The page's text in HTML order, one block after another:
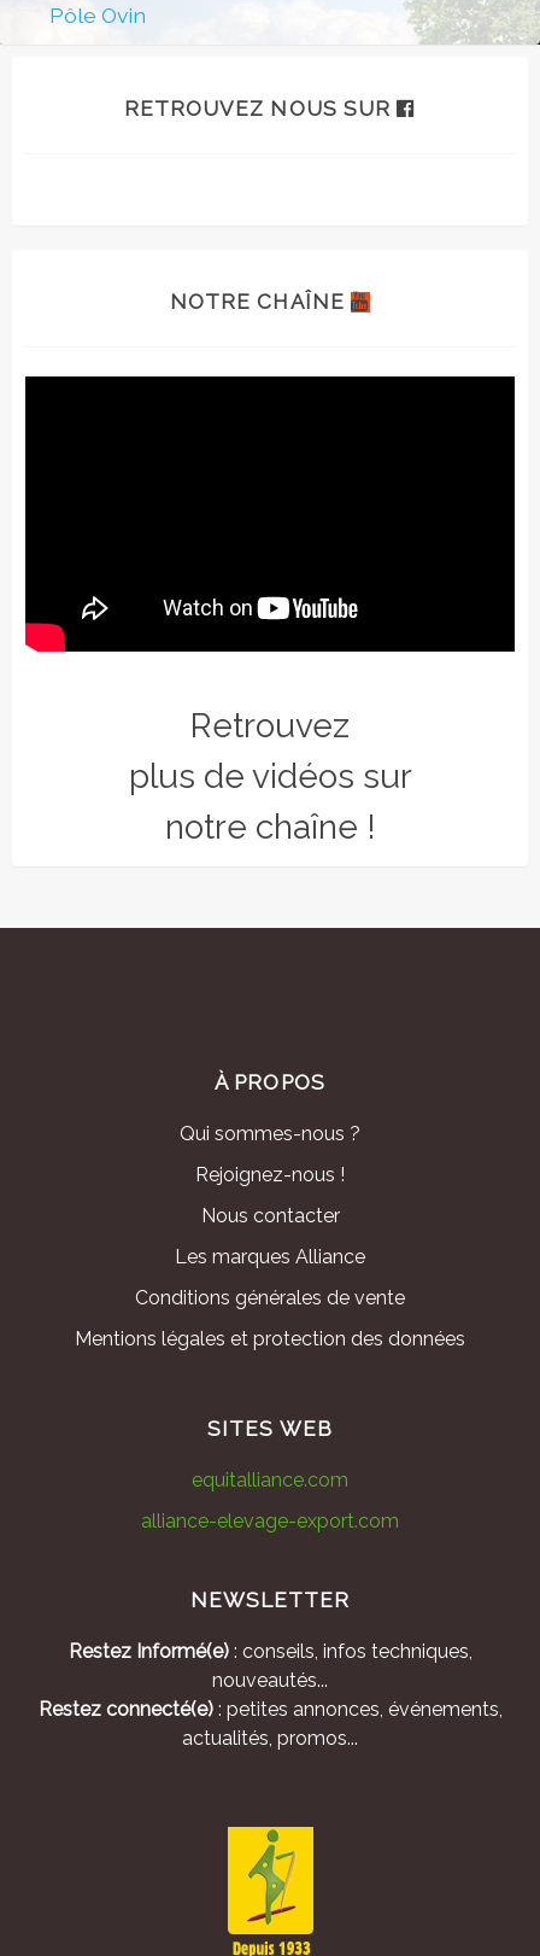
Pôle Ovin
RETROUVEZ NOUS SUR
NOTRE CHAÎNE
Retrouvez
plus de vidéos sur
notre chaîne !
À PROPOS
Qui sommes-nous ?
Rejoignez-nous !
Nous contacter
Les marques Alliance
Conditions générales de vente
Mentions légales et protection des données
SITES WEB
equitalliance.com
alliance-elevage-export.com
NEWSLETTER
Restez Informé(e): conseils, infos techniques,
nouveautés...
Restez connecté(e): petites annonces, événements,
actualités, promos...